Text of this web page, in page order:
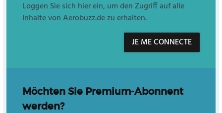
Loggen Sie sich hier ein, um den Zugriff auf alle
Inhalte von Aerobuzz.de zu erhalten.
JE ME CONNECTE
Möchten Sie Premium-Abonnent
werden?